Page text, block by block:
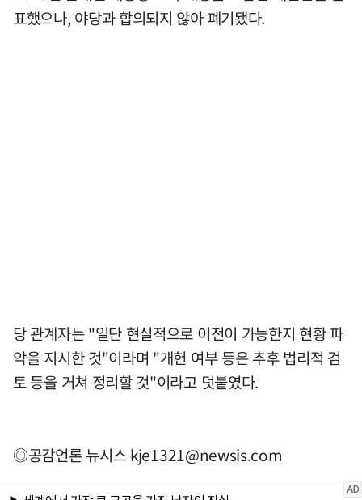
표했으나, 야당과 합의되지 않아 폐기됐다.
당 관계자는 "일단 현실적으로 이전이 가능한지 현황 파
악을 지시한 것"이라며 "개헌 여부 등은 추후 법리적 검
토 등을 거쳐 정리할 것"이라고 덧붙였다.
◎공감언론 뉴시스kje1321@newsis.com